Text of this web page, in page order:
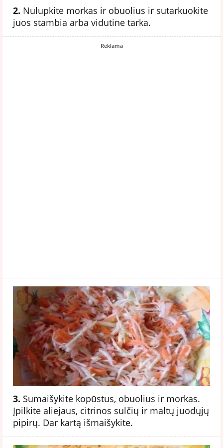
2. Nulupkite morkas ir obuolius ir sutarkuokite
juos stambia arba vidutine tarka.
Reklama
3. Sumaišykite kopūstus, obuolius ir morkas.
Įpilkite aliejaus, citrinos sulčių ir maltų juodųjų
pipirų. Dar kartą išmaišykite.